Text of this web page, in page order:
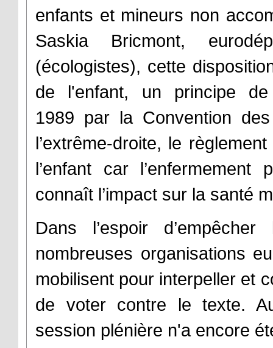
enfants et mineurs non
Saskia Bricmont,
(écologistes), cette
de l'enfant, un principe
1989 par la Convention
l’extrême-droite, le
l’enfant car
connaît l’impact sur la santé
Dans l’espoir
nombreuses organisations
mobilisent pour interpeller et
de voter contre le texte.
session plénière n'a encore